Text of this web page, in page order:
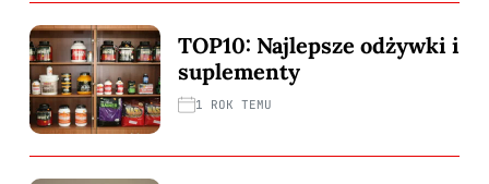
TOP10: Najlepsze odżywki i
suplementy
1 ROK TEMU